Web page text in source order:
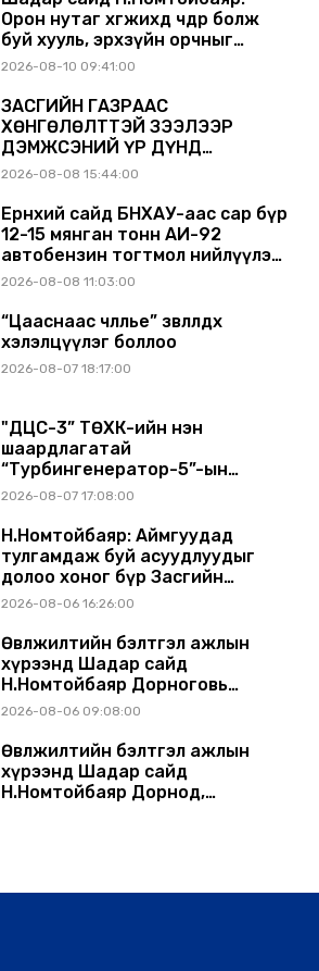
үүрэг өгөв
Орон нутаг хөгжихөд чөдөр болж
буй хууль, эрхзүйн орчныг
шинэчилнэ
2026-08-10 09:41:00
ЗАСГИЙН ГАЗРААС
ХӨНГӨЛӨЛТТЭЙ ЗЭЭЛЭЭР
ДЭМЖСЭНИЙ ҮР ДҮНД
ШАТАХУУН ХАДГАЛАХ САВНУУД
БАЙНА
2026-08-08 15:44:00
Ерөнхий сайд БНХАУ-аас сар бүр
12-15 мянган тонн АИ-92
автобензин тогтмол нийлүүлэх
хүсэлт тавилаа
2026-08-08 11:03:00
“Цааснаас чөлөөлье” зөвлөлдөх
хэлэлцүүлэг боллоо
2026-08-07 18:17:00
"ДЦС-3” ТӨХК-ийн нэн
шаардлагатай
“Турбингенератор-5”-ын
шинэчлэлийн төсвийг
2026-08-07 17:08:00
Н.Номтойбаяр: Аймгуудад
тулгамдаж буй асуудлуудыг
долоо хоног бүр Засгийн
газрын хуралдаанд
2026-08-06 16:26:00
Өвөлжилтийн бэлтгэл ажлын
хүрээнд Шадар сайд
Н.Номтойбаяр Дорноговь
аймагт ажиллав
2026-08-06 09:08:00
Өвөлжилтийн бэлтгэл ажлын
хүрээнд Шадар сайд
Н.Номтойбаяр Дорнод,